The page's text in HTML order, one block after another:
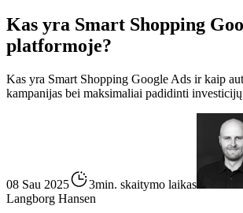
Kas yra Smart Shopping
platformoje?
Kas yra Smart Shopping Google Ads ir kaip
kampanijas bei maksimaliai padidinti investicijų
08 Sau 2025 3min. skaitymo laikas
Langborg Hansen